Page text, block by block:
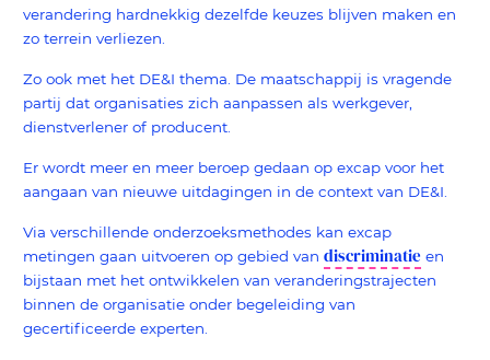
verandering hardnekkig dezelfde keuzes blijven maken en
zo terrein verliezen.
Zo ook met het DE&I thema. De maatschappij is vragende
partij dat organisaties zich aanpassen als werkgever,
dienstverlener of producent.
Er wordt meer en meer beroep gedaan op excap voor het
aangaan van nieuwe uitdagingen in de context van DE&I.
Via verschillende onderzoeksmethodes kan excap
metingen gaan uitvoeren op gebied van discriminatie en
bijstaan met het ontwikkelen van veranderingstrajecten
binnen de organisatie onder begeleiding van
gecertificeerde experten.